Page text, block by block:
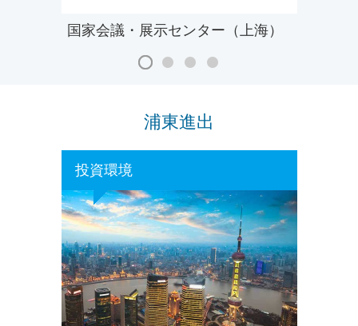
国家会議・展示センター（上海）
浦東進出
投資環境